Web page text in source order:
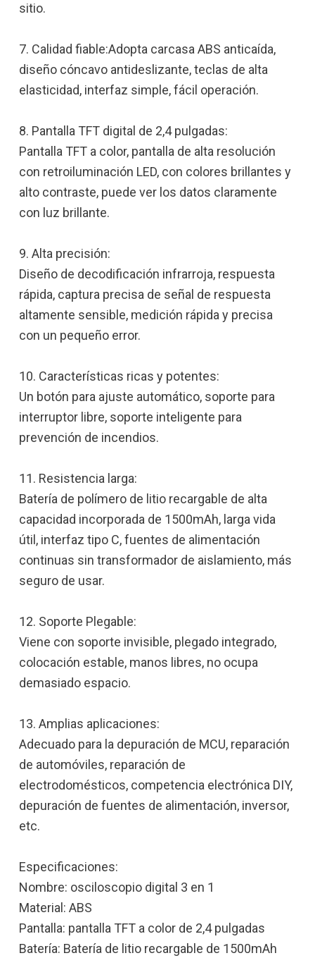
sitio.
7. Calidad fiable:Adopta carcasa ABS anticaída,
diseño cóncavo antideslizante, teclas de alta
elasticidad, interfaz simple, fácil operación.
8. Pantalla TFT digital de 2,4 pulgadas:
Pantalla TFT a color, pantalla de alta resolución
con retroiluminación LED, con colores brillantes y
alto contraste, puede ver los datos claramente
con luz brillante.
9. Alta precisión:
Diseño de decodificación infrarroja, respuesta
rápida, captura precisa de señal de respuesta
altamente sensible, medición rápida y precisa
con un pequeño error.
10. Características ricas y potentes:
Un botón para ajuste automático, soporte para
interruptor libre, soporte inteligente para
prevención de incendios.
11. Resistencia larga:
Batería de polímero de litio recargable de alta
capacidad incorporada de 1500mAh, larga vida
útil, interfaz tipo C, fuentes de alimentación
continuas sin transformador de aislamiento, más
seguro de usar.
12. Soporte Plegable:
Viene con soporte invisible, plegado integrado,
colocación estable, manos libres, no ocupa
demasiado espacio.
13. Amplias aplicaciones:
Adecuado para la depuración de MCU, reparación
de automóviles, reparación de
electrodomésticos, competencia electrónica DIY,
depuración de fuentes de alimentación, inversor,
etc.
Especificaciones:
Nombre: osciloscopio digital 3 en 1
Material: ABS
Pantalla: pantalla TFT a color de 2,4 pulgadas
Batería: Batería de litio recargable de 1500mAh